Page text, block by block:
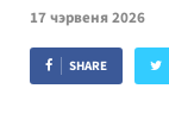
17 чэрвеня 2026
SHARE